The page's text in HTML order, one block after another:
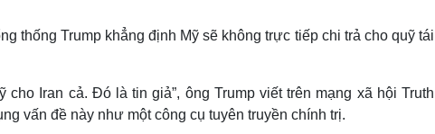
thống Trump khẳng định Mỹ sẽ không trực tiếp chi trả cho quỹ tái
Iran cả. Đó là tin giả”, ông Trump viết trên mạng xã hội Truth
vấn đề này như một công cụ tuyên truyền chính trị.